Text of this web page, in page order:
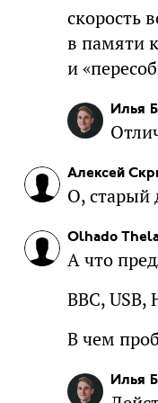
скорость
в памяти
и
Илья
Алексей
О, старый
Olhado
А что
BBC,
В чем
Илья